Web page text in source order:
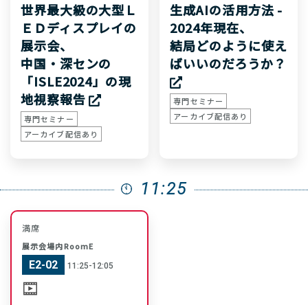
世界最大級の大型Ｌ
ＥＤディスプレイの
展示会、
中国・深センの
「ISLE2024」の現
地視察報告
専門セミナー
アーカイブ配信あり
生成AIの活用方法 -
2024年現在、
結局どのように使え
ばいいのだろうか？
専門セミナー
アーカイブ配信あり
11:25
満席
展示会場内RoomE
E2-02 11:25-12:05